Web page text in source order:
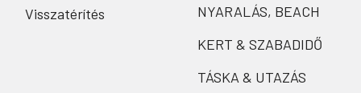
Visszatérítés
NYARALÁS, BEACH
KERT & SZABADIDŐ
TÁSKA & UTAZÁS